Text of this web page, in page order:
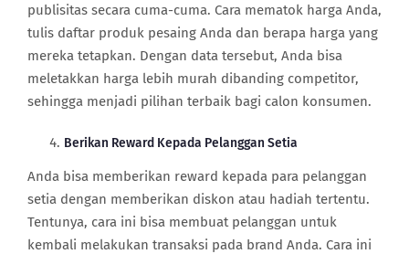
publisitas secara cuma-cuma. Cara mematok harga Anda,
tulis daftar produk pesaing Anda dan berapa harga yang
mereka tetapkan. Dengan data tersebut, Anda bisa
meletakkan harga lebih murah dibanding competitor,
sehingga menjadi pilihan terbaik bagi calon konsumen.
Berikan Reward Kepada Pelanggan Setia
Anda bisa memberikan reward kepada para pelanggan
setia dengan memberikan diskon atau hadiah tertentu.
Tentunya, cara ini bisa membuat pelanggan untuk
kembali melakukan transaksi pada brand Anda. Cara ini